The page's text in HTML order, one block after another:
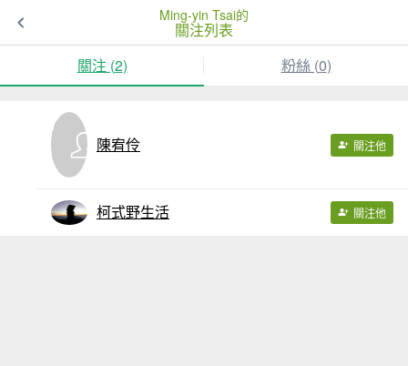
Ming-yin Tsai的
關注列表
關注 (2) 粉絲 (0)
陳宥伶 關注他
柯式野生活 關注他